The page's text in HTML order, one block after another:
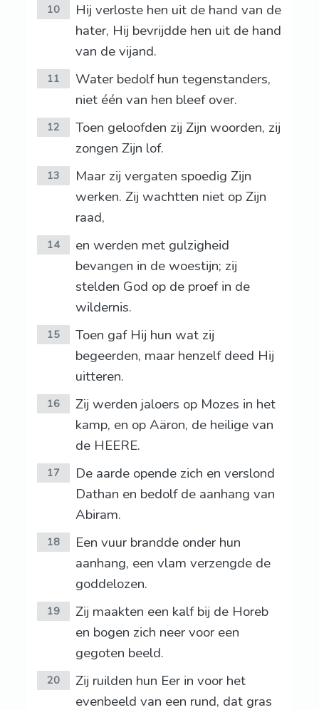
10
Hij verloste hen uit de hand van de
hater, Hij bevrijdde hen uit de hand
van de vijand.
11
Water bedolf hun tegenstanders,
niet één van hen bleef over.
12
Toen geloofden zij Zijn woorden, zij
zongen Zijn lof.
13
Maar zij vergaten spoedig Zijn
werken. Zij wachtten niet op Zijn
raad,
14
en werden met gulzigheid
bevangen in de woestijn; zij
stelden God op de proef in de
wildernis.
15
Toen gaf Hij hun wat zij
begeerden, maar henzelf deed Hij
uitteren.
16
Zij werden jaloers op Mozes in het
kamp, en op Aäron, de heilige van
de HEERE.
17
De aarde opende zich en verslond
Dathan en bedolf de aanhang van
Abiram.
18
Een vuur brandde onder hun
aanhang, een vlam verzengde de
goddelozen.
19
Zij maakten een kalf bij de Horeb
en bogen zich neer voor een
gegoten beeld.
20
Zij ruilden hun Eer in voor het
evenbeeld van een rund, dat gras